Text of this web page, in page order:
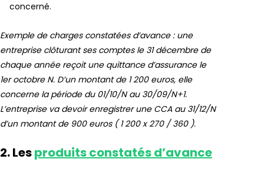
concerné.
Exemple de charges constatées d’avance : une
entreprise clôturant ses comptes le 31 décembre de
chaque année reçoit une quittance d’assurance le
1er octobre N. D’un montant de 1 200 euros, elle
concerne la période du 01/10/N au 30/09/N+1.
L’entreprise va devoir enregistrer une CCA au 31/12/N
d’un montant de 900 euros ( 1 200 x 270 / 360 ).
2. Lesproduits constatés d’avance